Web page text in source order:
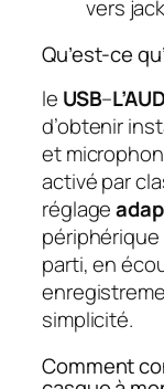
vers
Qu’est-ce
le USB–
d’obtenir
et
activé par
réglage
périphérique
parti, en
simplicité.
Comment